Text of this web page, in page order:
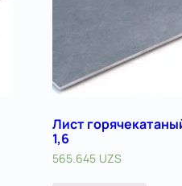
Лист
1,6
565.645 UZS